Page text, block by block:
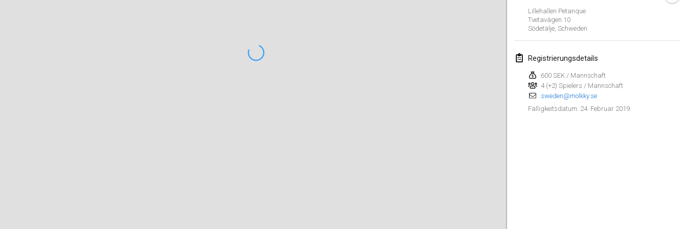
Lillehallen Petanque
Tvetavägen 10
Södetälje, Schweden
Registrierungsdetails
600 SEK / Mannschaft
4 (+2) Spielers / Mannschaft
sweden@molkky.se
Fälligkeitsdatum: 24. Februar 2019
Februar 2019
2. Feb. 2019|Finnland
Lumi Mölkky
9. Feb. 2019|Finnland